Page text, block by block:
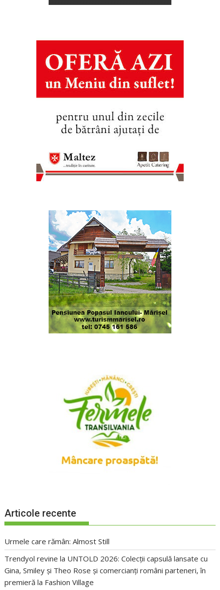
Articole recente
Urmele care rămân: Almost Still
Trendyol revine la UNTOLD 2026: Colecții capsulă lansate cu
Gina, Smiley și Theo Rose și comercianți români parteneri, în
premieră la Fashion Village